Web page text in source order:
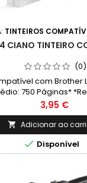
TINTEIROS
CIANO TINTEIRO
(0)
com Brother
750 Páginas*
com base na
contínua. O
com base no
impressas e noutros
Preço
3,95 €
 Adicionar ao
 Disponível